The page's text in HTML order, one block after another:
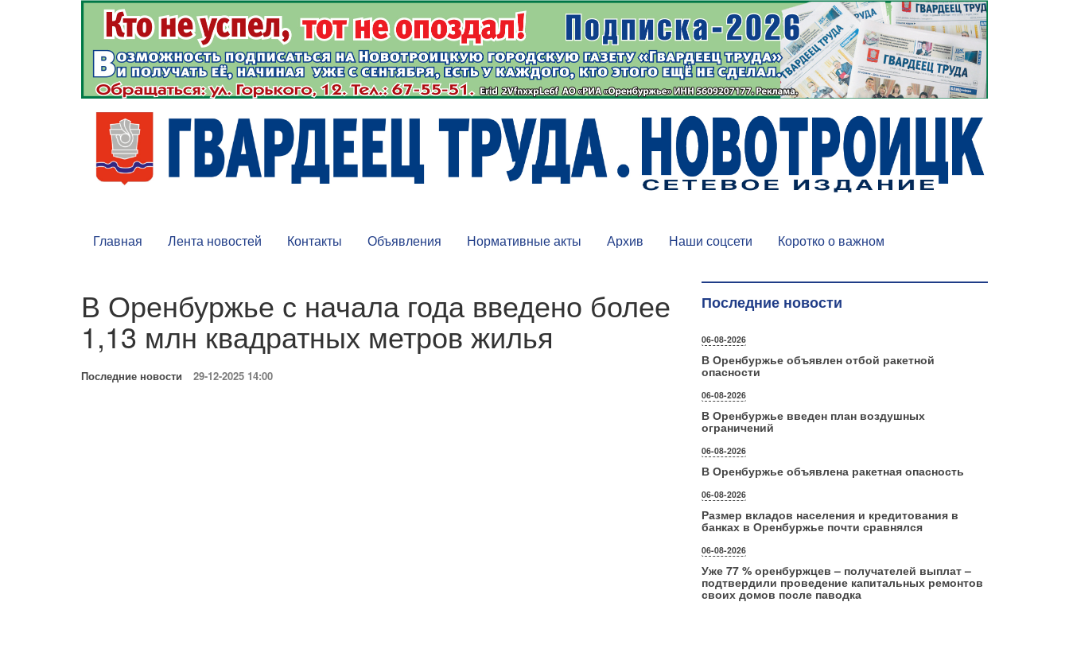
Главная Лента новостей Контакты Объявления Нормативные акты Архив Наши соцсети Коротко о важном
В Оренбуржье с начала года введено более
1,13 млн квадратных метров жилья
Последние новости 29-12-2025 14:00
Последние новости
06-08-2026
В Оренбуржье объявлен отбой ракетной
опасности
06-08-2026
В Оренбуржье введен план воздушных
ограничений
06-08-2026
В Оренбуржье объявлена ракетная опасность
06-08-2026
Размер вкладов населения и кредитования в
банках в Оренбуржье почти сравнялся
06-08-2026
Уже 77 % оренбуржцев – получателей выплат –
подтвердили проведение капитальных ремонтов
своих домов после паводка